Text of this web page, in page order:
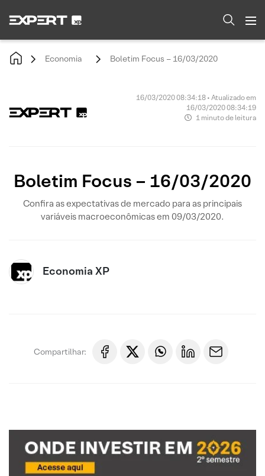
Economia Boletim Focus – 16/03/2020
16/03/2020 08:34:18 • Atualizado em
16/03/2020 08:34:19
1 minuto de leitura
Boletim Focus – 16/03/2020
Confira as expectativas de mercado para as principais
variáveis macroeconômicas em 09/03/2020.
Economia XP
Compartilhar: